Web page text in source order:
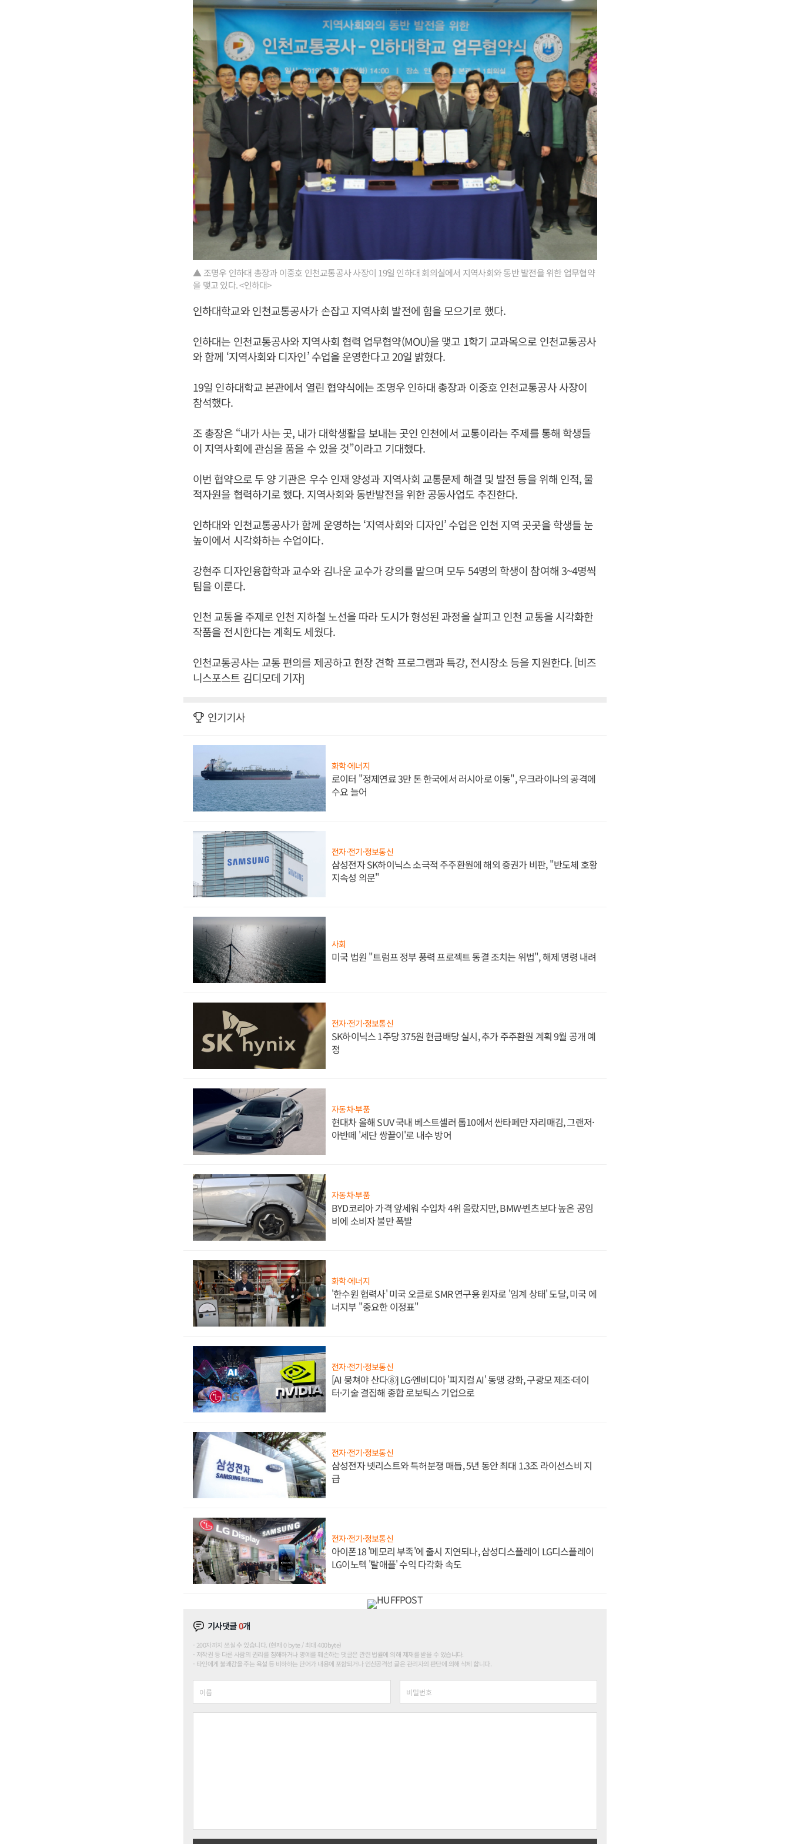
▲ 조명우 인하대 총장과 이중호 인천교통공사 사장이 19일 인하대 회의실에서 지역사회와 동반 발전을 위한 업무협약
을 맺고 있다. <인하대>
인하대학교와 인천교통공사가 손잡고 지역사회 발전에 힘을 모으기로 했다.
인하대는 인천교통공사와 지역사회 협력 업무협약(MOU)을 맺고 1학기 교과목으로 인천교통공사
와 함께 ‘지역사회와 디자인’ 수업을 운영한다고 20일 밝혔다.
19일 인하대학교 본관에서 열린 협약식에는 조명우 인하대 총장과 이중호 인천교통공사 사장이
참석했다.
조 총장은 “내가 사는 곳, 내가 대학생활을 보내는 곳인 인천에서 교통이라는 주제를 통해 학생들
이 지역사회에 관심을 품을 수 있을 것”이라고 기대했다.
이번 협약으로 두 양 기관은 우수 인재 양성과 지역사회 교통문제 해결 및 발전 등을 위해 인적, 물
적자원을 협력하기로 했다. 지역사회와 동반발전을 위한 공동사업도 추진한다.
인하대와 인천교통공사가 함께 운영하는 ‘지역사회와 디자인’ 수업은 인천 지역 곳곳을 학생들 눈
높이에서 시각화하는 수업이다.
강현주 디자인융합학과 교수와 김나운 교수가 강의를 맡으며 모두 54명의 학생이 참여해 3~4명씩
팀을 이룬다.
인천 교통을 주제로 인천 지하철 노선을 따라 도시가 형성된 과정을 살피고 인천 교통을 시각화한
작품을 전시한다는 계획도 세웠다.
인천교통공사는 교통 편의를 제공하고 현장 견학 프로그램과 특강, 전시장소 등을 지원한다. [비즈
니스포스트 김디모데 기자]
인기기사
화학·에너지
로이터 "정제연료 3만 톤 한국에서 러시아로 이동", 우크라이나의 공격에
수요 늘어
전자·전기·정보통신
삼성전자 SK하이닉스 소극적 주주환원에 해외 증권가 비판, "반도체 호황
지속성 의문"
사회
미국 법원 "트럼프 정부 풍력 프로젝트 동결 조치는 위법", 해제 명령 내려
전자·전기·정보통신
SK하이닉스 1주당 375원 현금배당 실시, 추가 주주환원 계획 9월 공개 예
정
자동차·부품
현대차 올해 SUV 국내 베스트셀러 톱10에서 싼타페만 자리매김, 그랜저·
아반떼 '세단 쌍끌이'로 내수 방어
자동차·부품
BYD코리아 가격 앞세워 수입차 4위 올랐지만, BMW·벤츠보다 높은 공임
비에 소비자 불만 폭발
화학·에너지
'한수원 협력사' 미국 오클로 SMR 연구용 원자로 '임계 상태' 도달, 미국 에
너지부 "중요한 이정표"
전자·전기·정보통신
[AI 뭉쳐야 산다⑧] LG·엔비디아 '피지컬 AI' 동맹 강화, 구광모 제조·데이
터·기술 결집해 종합 로보틱스 기업으로
전자·전기·정보통신
삼성전자 넷리스트와 특허분쟁 매듭, 5년 동안 최대 1.3조 라이선스비 지
급
전자·전기·정보통신
아이폰18 '메모리 부족'에 출시 지연되나, 삼성디스플레이 LG디스플레이
LG이노텍 '탈애플' 수익 다각화 속도
기사댓글0개
200자까지 쓰실 수 있습니다. (현재 0 byte / 최대 400byte)
저작권 등 다른 사람의 권리를 침해하거나 명예를 훼손하는 댓글은 관련 법률에 의해 제재를 받을 수 있습니다.
타인에게 불쾌감을 주는 욕설 등 비하하는 단어가 내용에 포함되거나 인신공격성 글은 관리자의 판단에 의해 삭제 합니다.